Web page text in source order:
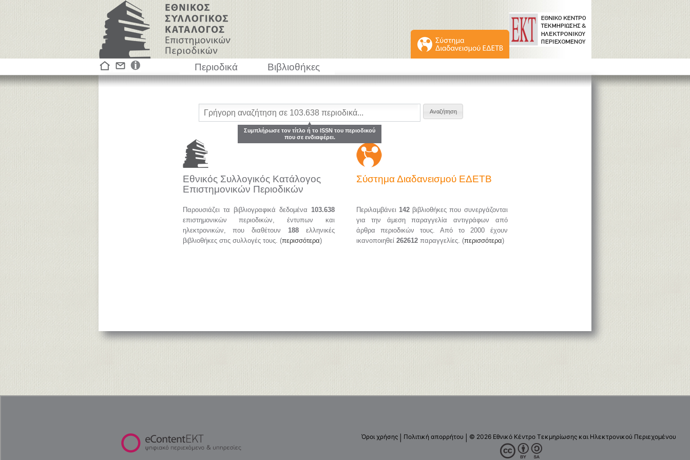
Περιοδικά Βιβλιοθήκες
Εθνικός Συλλογικός Κατάλογος
Επιστημονικών Περιοδικών
Σύστημα Διαδανεισμού ΕΔΕΤΒ
Παρουσιάζει τα βιβλιογραφικά δεδομένα 103.638
επιστημονικών περιοδικών, έντυπων και
ηλεκτρονικών, που διαθέτουν 188ελληνικές
βιβλιοθήκες στις συλλογές τους. (περισσότερα)
Περιλαμβάνει 142βιβλιοθήκες που συνεργάζονται
για την άμεση παραγγελία αντιγράφων από
άρθρα περιοδικών τους. Από το 2000 έχουν
ικανοποιηθεί 262612παραγγελίες. (περισσότερα)
Συμπλήρωσε τον τίτλο ή το ISSN του περιοδικού
που σε ενδιαφέρει.